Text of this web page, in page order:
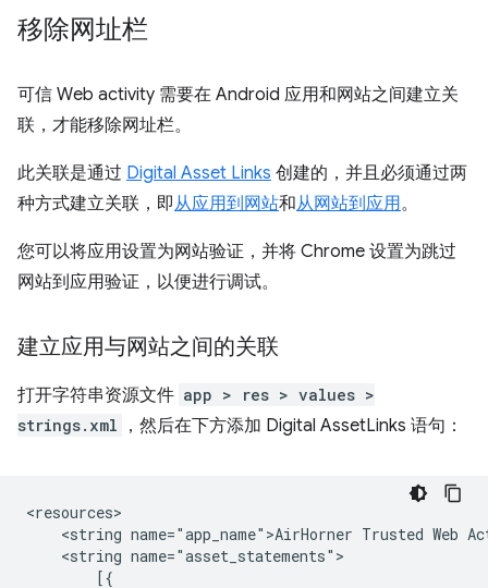
移除网址栏
可信 Web activity 需要在 Android 应用和网站之间建立关
联，才能移除网址栏。
此关联是通过 Digital Asset Links 创建的，并且必须通过两
种方式建立关联，即从应用到网站和从网站到应用。
您可以将应用设置为网站验证，并将 Chrome 设置为跳过
网站到应用验证，以便进行调试。
建立应用与网站之间的关联
打开字符串资源文件 app > res > values >
strings.xml
，然后在下方添加 Digital AssetLinks 语句：
<string name="app_name">AirHorner Trusted Web
<string